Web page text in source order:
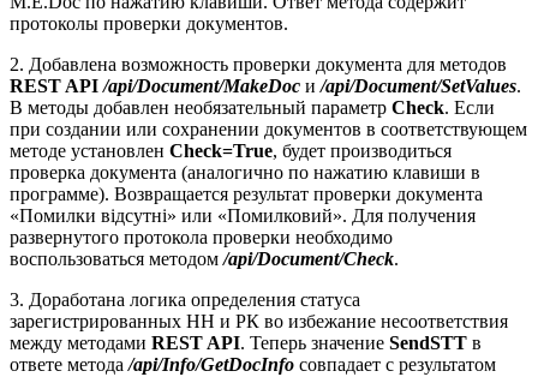
протоколы проверки документов.
2. Добавлена возможность проверки документа для методов
REST API /api/Document/MakeDoc и/api/Document/SetValues.
В методы добавлен необязательный параметр Check. Если
при создании или сохранении документов в соответствующем
методе установлен Check=True, будет производиться
проверка документа (аналогично по нажатию клавиши в
программе). Возвращается результат проверки документа
«Помилки відсутні» или «Помилковий». Для получения
развернутого протокола проверки необходимо
воспользоваться методом/api/Document/Check.
3. Доработана логика определения статуса
зарегистрированных НН и РК во избежание несоответствия
между методами REST API. Теперь значение SendSTT в
ответе метода/api/Info/GetDocInfo совпадает с результатом